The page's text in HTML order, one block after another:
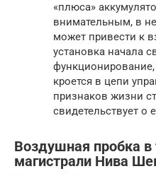
«плюса»
внимательным, в
может привести к
установка начала
кроется в цепи
признаков жизни
свидетельствует о
Воздушная пробка в
магистрали Нива